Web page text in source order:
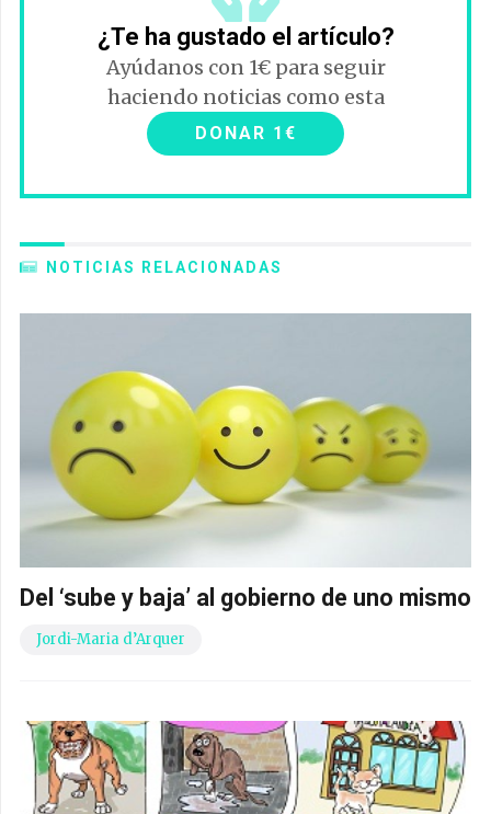
¿Te ha gustado el artículo?
Ayúdanos con 1€ para seguir
haciendo noticias como esta
DONAR 1€
NOTICIAS RELACIONADAS
Del ‘sube y baja’ al gobierno de uno mismo
Jordi-Maria d’Arquer